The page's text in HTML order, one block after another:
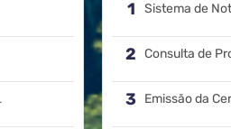
Consulta de